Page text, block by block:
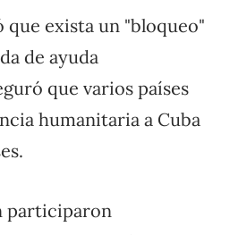
que exista un "bloqueo"
de ayuda
que varios países
humanitaria a Cuba
participaron